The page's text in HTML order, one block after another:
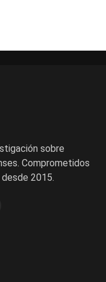
sobre
Comprometidos
2015.